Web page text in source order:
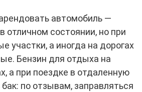
автомобиль —
отличном состоянии, но при
участки, а иногда на дорогах
Бензин для отдыха на
а при поездке в отдаленную
по отзывам, заправляться